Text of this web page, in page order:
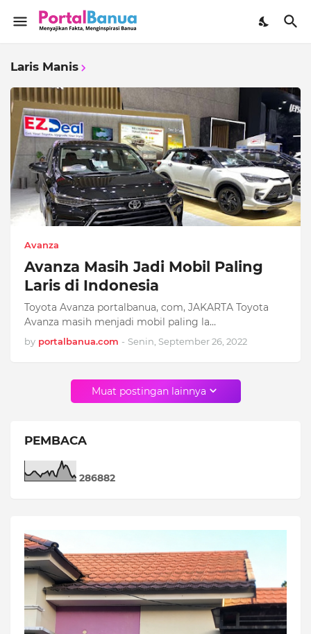
Laris Manis
Avanza
Avanza Masih Jadi Mobil Paling
Laris di Indonesia
Toyota Avanza portalbanua, com, JAKARTA Toyota
Avanza masih menjadi mobil paling la…
by portalbanua.com - Senin, September 26, 2022
Muat postingan lainnya
PEMBACA
286882